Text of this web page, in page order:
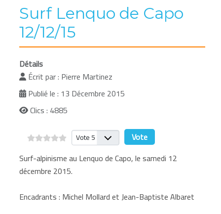
Surf Lenquo de Capo
12/12/15
Détails
Écrit par : Pierre Martinez
Publié le : 13 Décembre 2015
Clics : 4885
Veuillez voter
Surf-alpinisme au Lenquo de Capo, le samedi 12
décembre 2015.
Encadrants : Michel Mollard et Jean-Baptiste Albaret